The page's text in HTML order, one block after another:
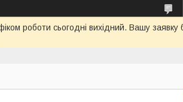
роботи сьогодні вихідний. Вашу